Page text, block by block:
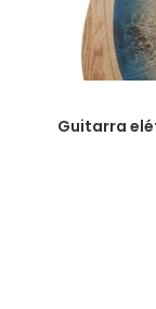
Guitarra